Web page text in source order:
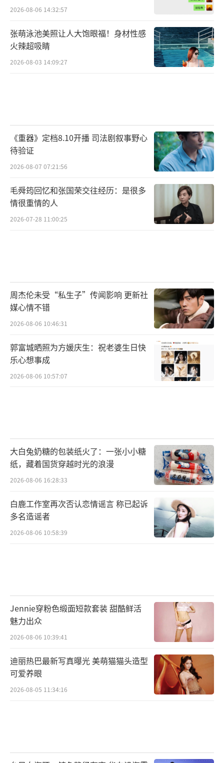
2026-08-06 14:32:57
张萌泳池美照让人大饱眼福！身材性感
火辣超吸睛
2026-08-03 14:09:27
《重器》定档8.10开播 司法剧叙事野心
待验证
2026-08-07 07:21:56
毛舜筠回忆和张国荣交往经历：是很多
情很重情的人
2026-07-28 11:00:25
周杰伦未受“私生子”传闻影响 更新社
媒心情不错
2026-08-06 10:46:31
郭富城晒照为方媛庆生：祝老婆生日快
乐心想事成
2026-08-06 10:57:07
大白兔奶糖的包装纸火了：一张小小糖
纸，藏着国货穿越时光的浪漫
2026-08-06 16:28:33
白鹿工作室再次否认恋情谣言 称已起诉
多名造谣者
2026-08-06 10:58:39
Jennie穿粉色缎面短款套装 甜酷鲜活
魅力出众
2026-08-06 10:39:41
迪丽热巴最新写真曝光 美萌猫猫头造型
可爱养眼
2026-08-05 11:34:16